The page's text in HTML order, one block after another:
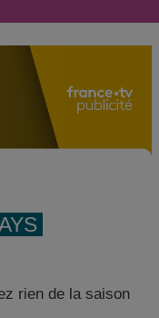
rien de la saison